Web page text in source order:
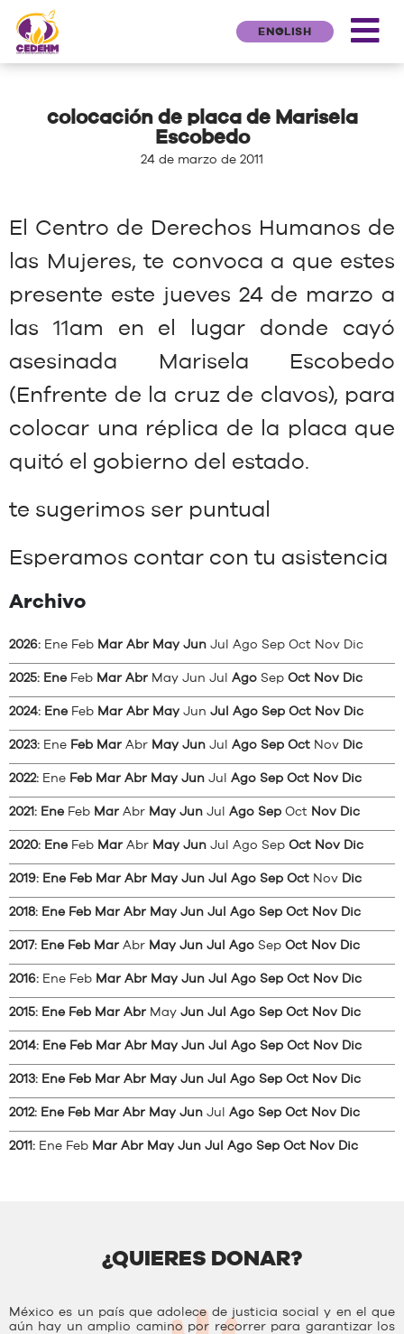
ENGLISH
colocación de placa de Marisela
Escobedo
24 de marzo de 2011
El Centro de Derechos Humanos de
las Mujeres, te convoca a que estes
presente este jueves 24 de marzo a
las 11am en el lugar donde cayó
asesinada Marisela Escobedo
(Enfrente de la cruz de clavos), para
colocar una réplica de la placa que
quitó el gobierno del estado.
te sugerimos ser puntual
Esperamos contar con tu asistencia
Archivo
2026: Ene Feb Mar Abr May Jun Jul Ago Sep Oct Nov Dic
2025: Ene Feb Mar Abr May Jun Jul Ago Sep Oct Nov Dic
2024: Ene Feb Mar Abr May Jun Jul Ago Sep Oct Nov Dic
2023: Ene Feb Mar Abr May Jun Jul Ago Sep Oct Nov Dic
2022: Ene Feb Mar Abr May Jun Jul Ago Sep Oct Nov Dic
2021: Ene Feb Mar Abr May Jun Jul Ago Sep Oct Nov Dic
2020: Ene Feb Mar Abr May Jun Jul Ago Sep Oct Nov Dic
2019: Ene Feb Mar Abr May Jun Jul Ago Sep Oct Nov Dic
2018: Ene Feb Mar Abr May Jun Jul Ago Sep Oct Nov Dic
2017: Ene Feb Mar Abr May Jun Jul Ago Sep Oct Nov Dic
2016: Ene Feb Mar Abr May Jun Jul Ago Sep Oct Nov Dic
2015: Ene Feb Mar Abr May Jun Jul Ago Sep Oct Nov Dic
2014: Ene Feb Mar Abr May Jun Jul Ago Sep Oct Nov Dic
2013: Ene Feb Mar Abr May Jun Jul Ago Sep Oct Nov Dic
2012: Ene Feb Mar Abr May Jun Jul Ago Sep Oct Nov Dic
2011: Ene Feb Mar Abr May Jun Jul Ago Sep Oct Nov Dic
¿QUIERES DONAR?
México es un país que adolece de justicia social y en el que
aún hay un amplio camino por recorrer para garantizar los